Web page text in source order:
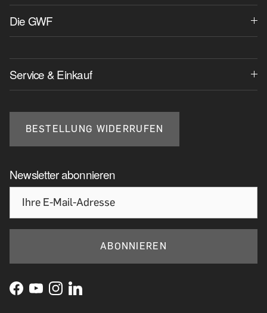
Die GWF
Service & Einkauf
BESTELLUNG WIDERRUFEN
Newsletter abonnieren
ABONNIEREN